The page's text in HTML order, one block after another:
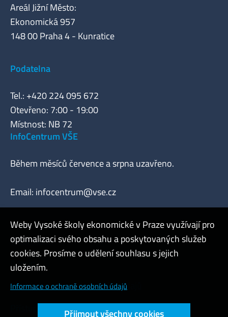
Areál Jižní Město:
Ekonomická 957
148 00 Praha 4 - Kunratice
Podatelna
Tel.: +420 224 095 672
Otevřeno: 7:00 - 19:00
Místnost: NB 72
InfoCentrum VŠE
Během měsíců července a srpna uzavřeno.
Email: infocentrum@vse.cz
Webmaster
Admin
Cookies a ochrana osobních údajů
Přístupnost webu
Weby Vysoké školy ekonomické v Praze využívají pro
optimalizaci svého obsahu a poskytovaných služeb
cookies. Prosíme o udělení souhlasu s jejich
uložením.
Informace o ochraně osobních údajů
Přijmout všechny cookies